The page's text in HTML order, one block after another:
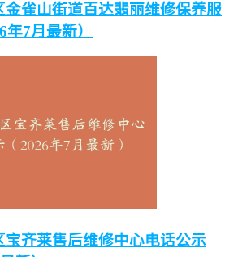
金雀山街道百达翡丽维修保养服
7月最新）
宝齐莱售后维修中心电话公示